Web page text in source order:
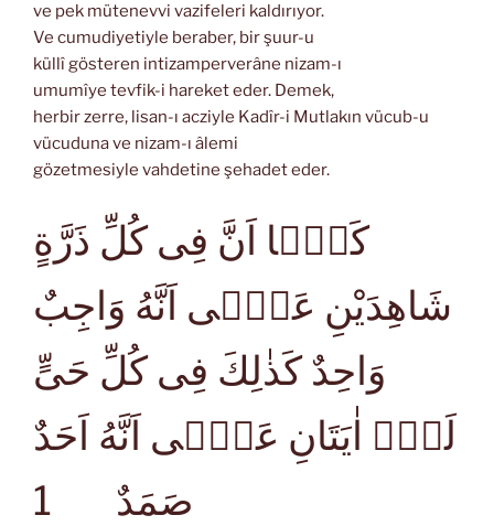
ve pek mütenevvi vazifeleri kaldırıyor.
Ve cumudiyetiyle beraber, bir şuur-u
küllî gösteren intizamperverâne nizam-ı
umumîye tevfik-i hareket eder. Demek,
herbir zerre, lisan-ı acziyle Kadîr-i Mutlakın vücub-u
vücuduna ve nizam-ı âlemi
gözetmesiyle vahdetine şehadet eder.
كَمَۤا اَنَّ فِى كُلِّ ذَرَّةٍ
شَاهِدَيْنِ عَلٰۤى اَنَّهُ وَاجِبٌ
وَاحِدٌ كَذٰلِكَ فِى كُلِّ حَىٍّ
لَهُۤ اٰيَتَانِ عَلٰۤى اَنَّهُ اَحَدٌ
صَمَدٌ
1